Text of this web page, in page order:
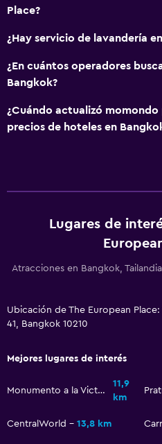
Piso de mosaico/mármol
Sistema de entretenimiento
TV por cable o vía satélite
TV
Habitación
Armario o clóset
Zona de trabajo
Place?
¿Hay servicio de lavandería
¿En cuántos operadores
Bangkok?
¿Cuándo actualizó
precios de hoteles en
Lugares de
Atracciones en Bangkok,
Ubicación de The European
41, Bangkok 10210
Mejores lugares de interés
Monumento a la Victoria
11,9
km
CentralWorld 13,8 km